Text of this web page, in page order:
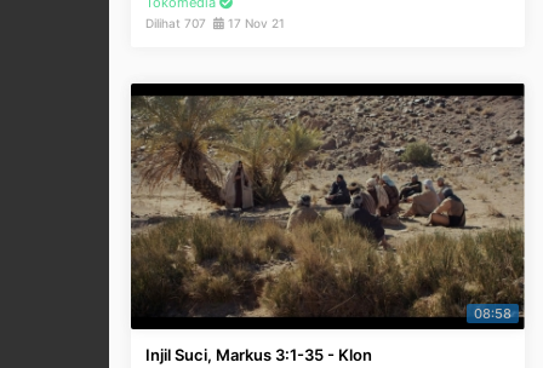
Dilihat 707 17 Nov 21
08:58
Injil Suci, Markus 3:1-35 - Klon